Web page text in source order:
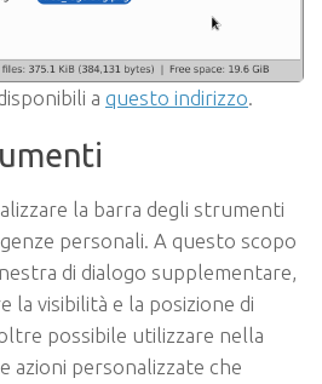
a questo indirizzo.
la barra degli strumenti
personali. A questo scopo
di dialogo supplementare,
la visibilità e la posizione di
possibile utilizzare nella
azioni personalizzate che